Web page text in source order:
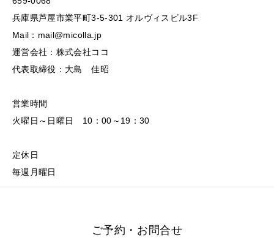
兵庫県芦屋市業平町3-5-301 オルヴィスビル3F
Mail：mail@micolla.jp
運営会社：株式会社ココ
代表取締役：大島 佳昭
営業時間
火曜日～日曜日 10：00～19：30
定休日
毎週月曜日
ご予約・お問合せ